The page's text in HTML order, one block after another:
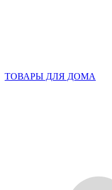
ТОВАРЫ ДЛЯ ДОМА